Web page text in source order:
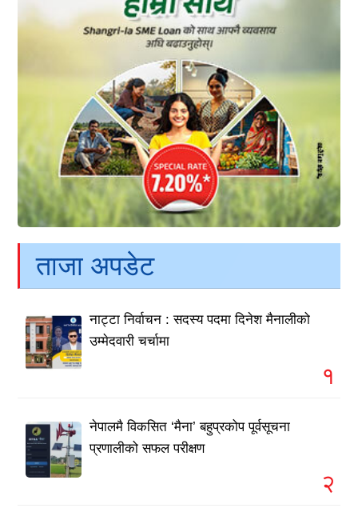
ताजा अपडेट
नाट्टा निर्वाचन : सदस्य पदमा दिनेश मैनालीको
उम्मेदवारी चर्चामा
१
नेपालमै विकसित ‘मैना’ बहुप्रकोप पूर्वसूचना
प्रणालीको सफल परीक्षण
२